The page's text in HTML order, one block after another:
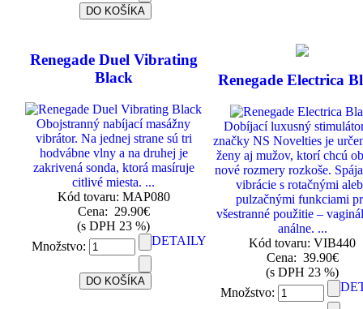
Renegade Duel Vibrating
Black
Obojstranný nabíjací masážny
vibrátor. Na jednej strane sú tri
hodvábne vlny a na druhej je
zakrivená sonda, ktorá masíruje
citlivé miesta. ...
Kód tovaru: MAP080
Cena: 29.90€
(s DPH 23 %)
Množstvo:
DETAILY
Renegade Electrica
Dobíjací luxusný
značky NS Novelties je
ženy aj mužov, ktorí chcú
nové rozmery rozkoše.
vibrácie s rotačnými
pulzačnými funkciami
všestranné použitie –
análne. ...
Kód tovaru: VIB440
Cena: 39.90€
(s DPH 23 %)
Množstvo: